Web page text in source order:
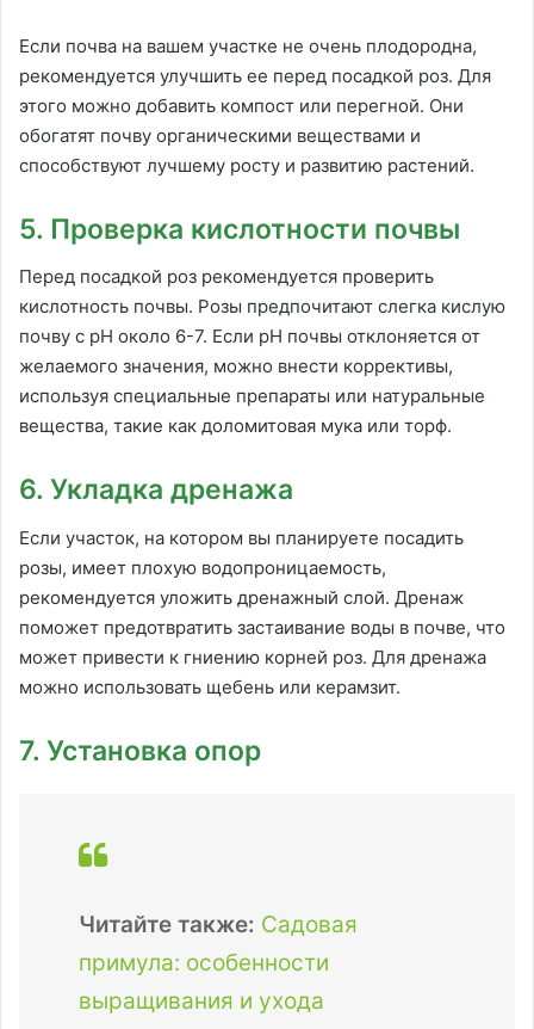
Если почва на вашем участке не очень плодородна,
рекомендуется улучшить ее перед посадкой роз. Для
этого можно добавить компост или перегной. Они
обогатят почву органическими веществами и
способствуют лучшему росту и развитию растений.
5. Проверка кислотности почвы
Перед посадкой роз рекомендуется проверить
кислотность почвы. Розы предпочитают слегка кислую
почву с pH около 6-7. Если pH почвы отклоняется от
желаемого значения, можно внести коррективы,
используя специальные препараты или натуральные
вещества, такие как доломитовая мука или торф.
6. Укладка дренажа
Если участок, на котором вы планируете посадить
розы, имеет плохую водопроницаемость,
рекомендуется уложить дренажный слой. Дренаж
поможет предотвратить застаивание воды в почве, что
может привести к гниению корней роз. Для дренажа
можно использовать щебень или керамзит.
7. Установка опор
Читайте также: Садовая
примула: особенности
выращивания и ухода